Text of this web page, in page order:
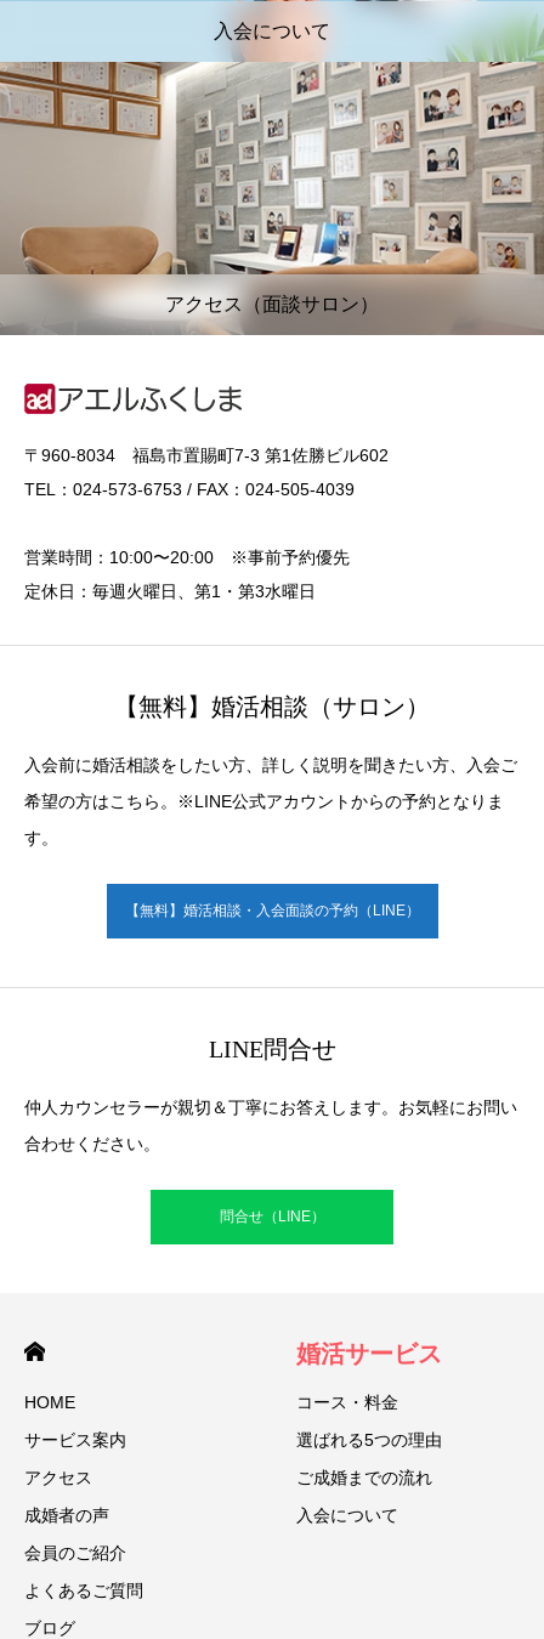
入会について
アクセス（面談サロン）
〒960-8034 福島市置賜町7-3 第1佐勝ビル602
TEL：024-573-6753 / FAX：024-505-4039
営業時間：10:00〜20:00 ※事前予約優先
定休日：毎週火曜日、第1・第3水曜日
【無料】婚活相談（サロン）
入会前に婚活相談をしたい方、詳しく説明を聞きたい方、入会ご
希望の方はこちら。※LINE公式アカウントからの予約となりま
す。
【無料】婚活相談・入会面談の予約（LINE）
LINE問合せ
仲人カウンセラーが親切＆丁寧にお答えします。お気軽にお問い
合わせください。
問合せ（LINE）
HOME
サービス案内
アクセス
成婚者の声
会員のご紹介
よくあるご質問
ブログ
婚活サービス
コース・料金
選ばれる5つの理由
ご成婚までの流れ
入会について